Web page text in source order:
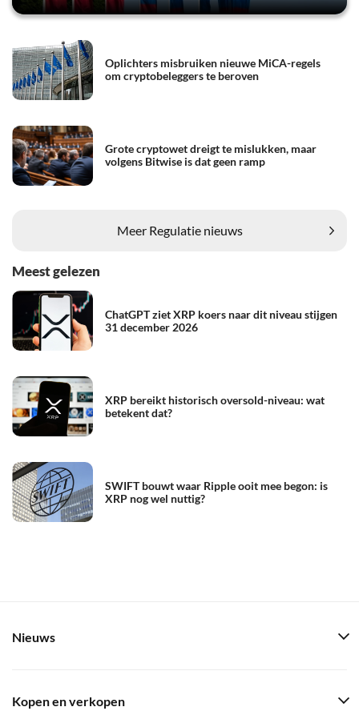
Oplichters misbruiken nieuwe MiCA-regels
om cryptobeleggers te beroven
Grote cryptowet dreigt te mislukken, maar
volgens Bitwise is dat geen ramp
Meer Regulatie nieuws
Meest gelezen
ChatGPT ziet XRP koers naar dit niveau stijgen
31 december 2026
XRP bereikt historisch oversold-niveau: wat
betekent dat?
SWIFT bouwt waar Ripple ooit mee begon: is
XRP nog wel nuttig?
Nieuws
Kopen en verkopen